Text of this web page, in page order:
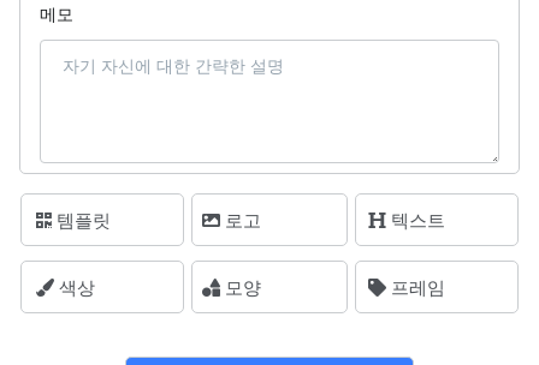
메모
템플릿 로고 텍스트
색상 모양 프레임